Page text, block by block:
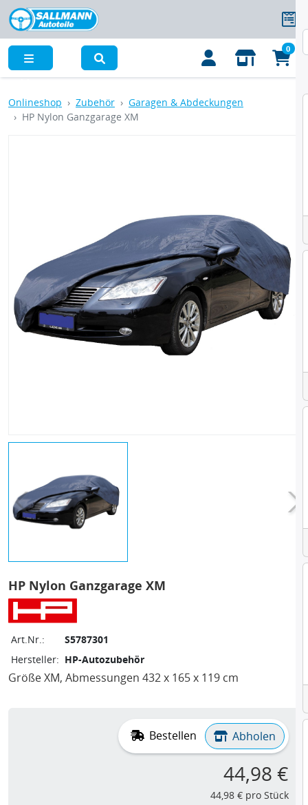
0
Onlineshop Zubehör
Garagen & Abdeckungen
HP Nylon Ganzgarage XM
HP Nylon Ganzgarage XM
Art.Nr.:
S5787301
Hersteller: HP-Autozubehör
Größe XM, Abmessungen 432 x 165 x 119 cm
Bestellen Abholen
44,98 €
44,98 € pro Stück